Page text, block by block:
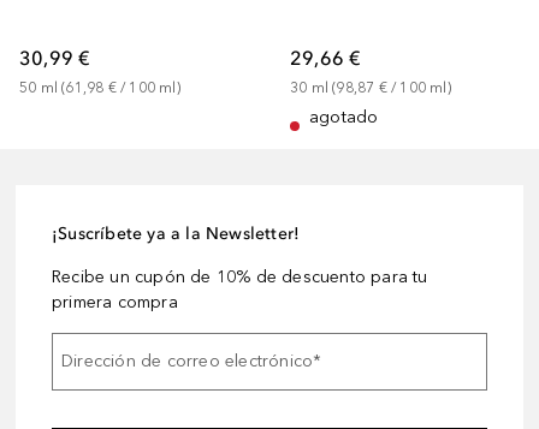
30,99 €
50 ml (61,98 € / 100 ml)
29,66 €
30 ml (98,87 € / 100 ml)
agotado
¡Suscríbete ya a la Newsletter!
Recibe un cupón de 10% de descuento para tu
primera compra
Dirección de correo electrónico*